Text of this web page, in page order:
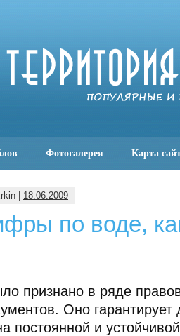
Фотогалерея Карта
| 18.06.2009
по воде,
признано в ряде
Оно гарантирует
постоянной и